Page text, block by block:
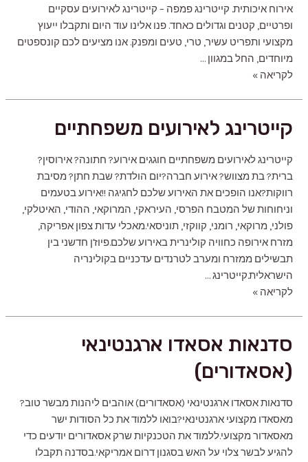
אירוח איכותית. קייטרינג פמפה – קייטרינג לאירועים עסקיים
ופרטיים, קטנים וגדולים כאחד. פנו אלינו עוד היום ותקבלו ייעוץ
מקצועי ותפריט עשיר, טרי, טעים ומפנק. אנו מציעים לכם קונספטים
מיוחדים, החל במגוון …
קייטרינג
לקריאה »
קייטרינג לאירועים משפחתיים
קייטרינג לאירועים משפחתיים חוגגים אירוע? חתונה? אירוסין?
ברית? בת מצווש? אירוע חברה?יום הולדת? שבת חתן? מסיבת
רווקות?אנו הופכים את האירוע שלכם לחגיגה !!אירוע בטעמים
וניחוחות של המטבח הפרסי, העיראקי, המרוקאי, ההודי, האיטלקי,
פולני, מרוקאי, רומני, קווקזי, תוניסאי.מאכלי עדות צפון אפריקה,
מזרח אירופה כחוויה קולינרית באירוע שלכם.פיוז'ן חדשני בין
תבשילים ממזרח ומערב לטרנדים עדכניים בקולינריה
הישראלית.קייטרינג …
קייטרינג
לקריאה »
סדנאות אסאדו ארגנטינאי
(אסאדורים)
סדנאות אסאדו ארגנטינאי (אסאדורים) אוהבים ליהנות מבשר טוב?
מאסאדו מקצועי ארגנטינאי?‍בואו ללמוד את כל הסודות ישר
מאסאדור מקצועי.ללמוד את הטכנקיות שרק אסאדורים יודעים כדי
להגיע לבשר צלוי על האש בסגנון דרום אמריקאי.בסדנה תקבלו